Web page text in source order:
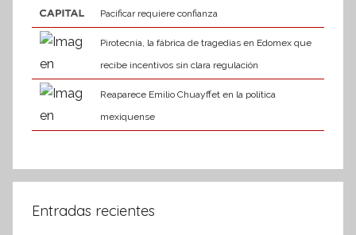
Pacificar requiere confianza
Pirotecnia, la fábrica de tragedias en Edomex que
recibe incentivos sin clara regulación
Reaparece Emilio Chuayffet en la política
mexiquense
Entradas recientes